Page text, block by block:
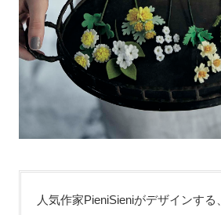
人気作家PieniSieniがデザインする